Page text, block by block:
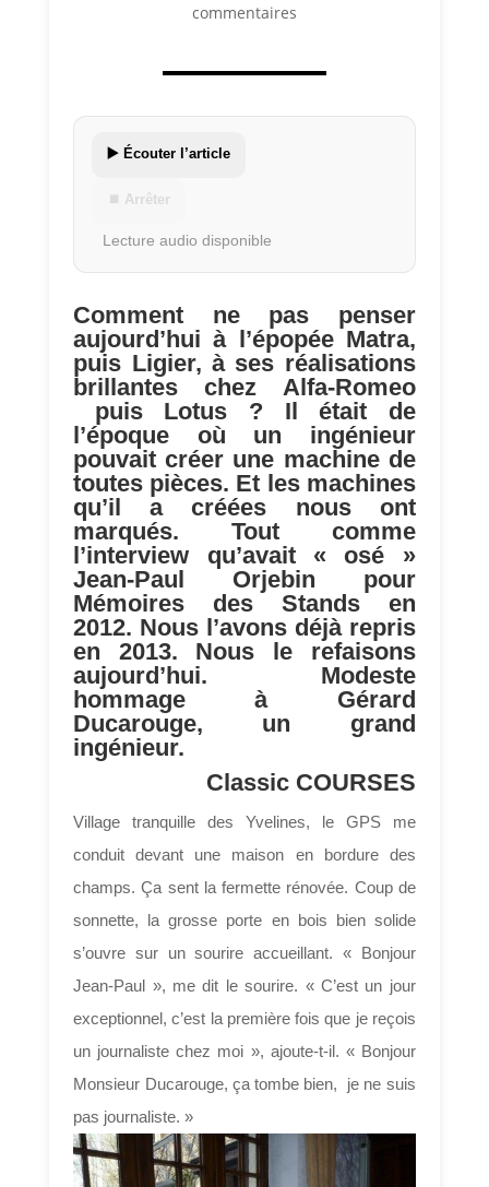
commentaires
▶️ Écouter l’article
⏹ Arrêter
Lecture audio disponible
Comment ne pas penser
aujourd’hui à l’épopée Matra,
puis Ligier, à ses réalisations
brillantes chez Alfa-Romeo
puis Lotus ? Il était de
l’époque où un ingénieur
pouvait créer une machine de
toutes pièces. Et les machines
qu’il a créées nous ont
marqués. Tout comme
l’interview qu’avait « osé »
Jean-Paul Orjebin pour
Mémoires des Stands en
2012. Nous l’avons déjà repris
en 2013. Nous le refaisons
aujourd’hui. Modeste
hommage à Gérard
Ducarouge, un grand
ingénieur.
Classic COURSES
Village tranquille des Yvelines, le GPS me
conduit devant une maison en bordure des
champs. Ça sent la fermette rénovée. Coup de
sonnette, la grosse porte en bois bien solide
s’ouvre sur un sourire accueillant. « Bonjour
Jean-Paul », me dit le sourire. « C’est un jour
exceptionnel, c’est la première fois que je reçois
un journaliste chez moi », ajoute-t-il. « Bonjour
Monsieur Ducarouge, ça tombe bien, je ne suis
pas journaliste. »